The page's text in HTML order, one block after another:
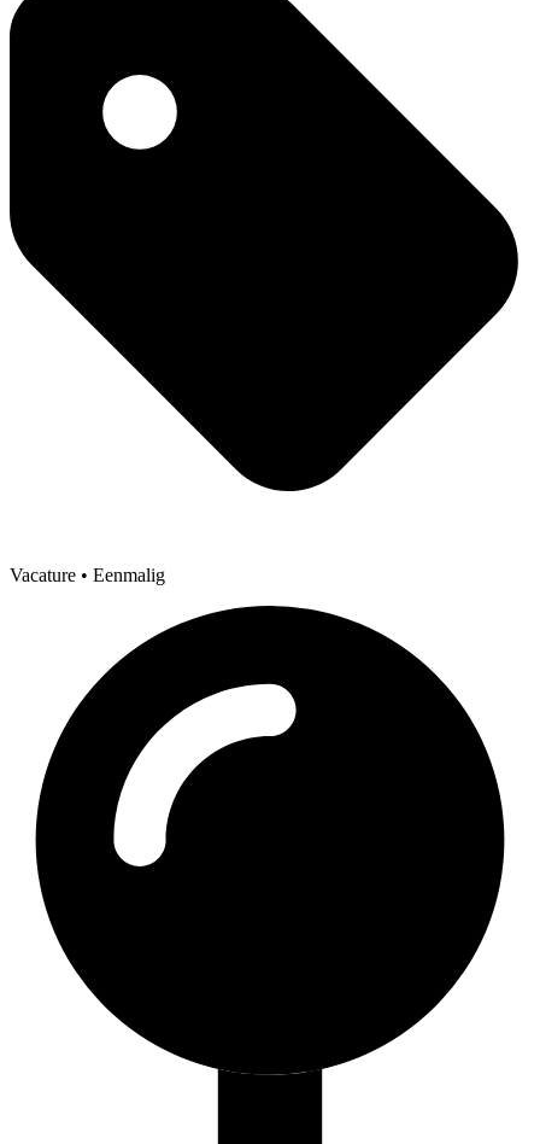
Vacature • Eenmalig